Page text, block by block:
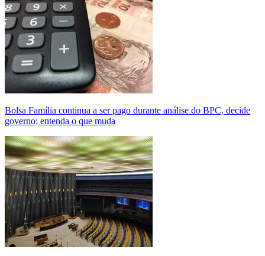
Bolsa Família continua a ser pago durante análise do BPC, decide
governo; entenda o que muda